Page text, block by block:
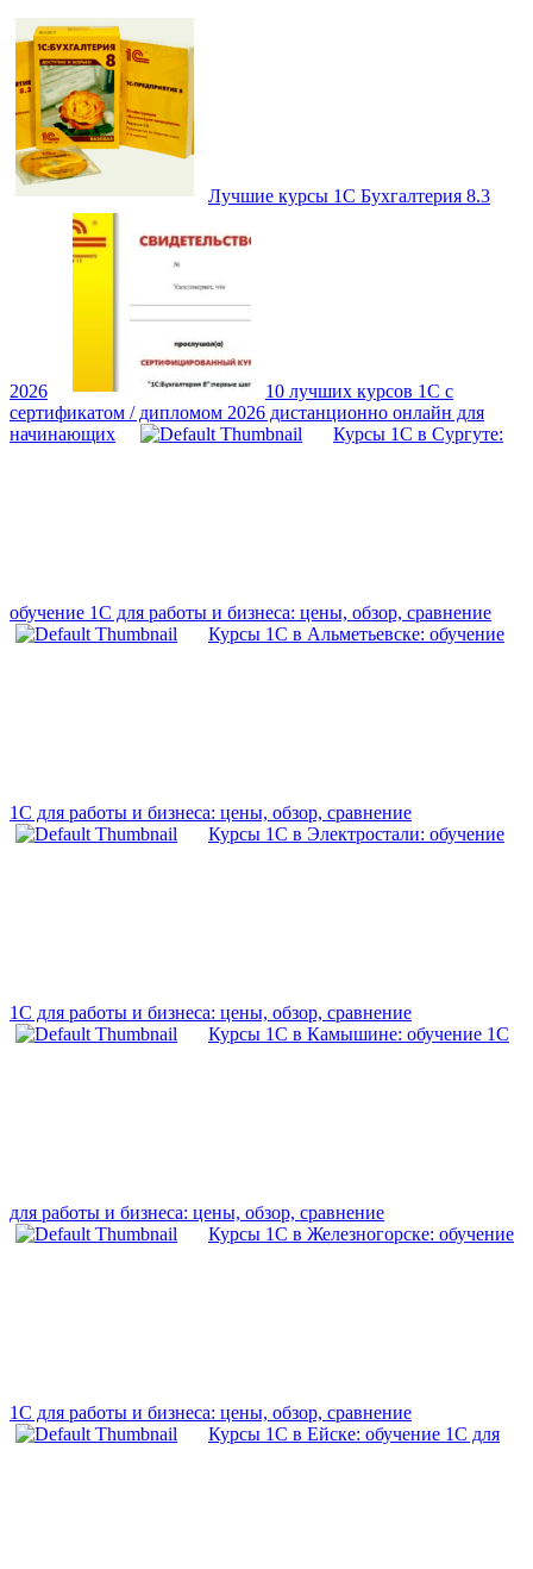
Лучшие курсы 1С Бухгалтерия 8.3
2026
10 лучших курсов 1С с
сертификатом / дипломом 2026 дистанционно онлайн для
начинающих
Курсы 1С в Сургуте:
обучение 1С для работы и бизнеса: цены, обзор, сравнение
Курсы 1С в Альметьевске: обучение
1С для работы и бизнеса: цены, обзор, сравнение
Курсы 1С в Электростали: обучение
1С для работы и бизнеса: цены, обзор, сравнение
Курсы 1С в Камышине: обучение 1С
для работы и бизнеса: цены, обзор, сравнение
Курсы 1С в Железногорске: обучение
1С для работы и бизнеса: цены, обзор, сравнение
Курсы 1С в Ейске: обучение 1С для